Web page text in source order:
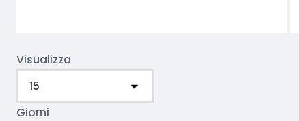
Visualizza
Giorni